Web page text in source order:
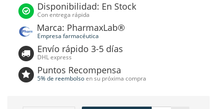
Disponibilidad: En Stock
Con entrega rápida
Marca: PharmaxLab®
Empresa farmacéutica
Envío rápido 3-5 días
DHL express
Puntos Recompensa
5% de reembolsoen su próxima compra